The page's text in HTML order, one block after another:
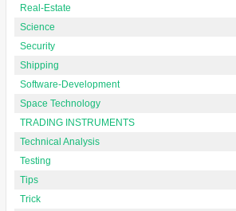
Real-Estate
Science
Security
Shipping
Software-Development
Space Technology
TRADING INSTRUMENTS
Technical Analysis
Testing
Tips
Trick